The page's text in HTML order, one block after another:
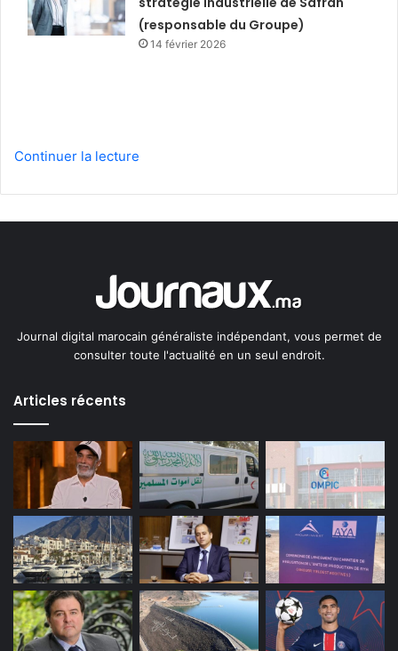
(responsable du Groupe)
14 février 2026
Continuer la lecture
Journal digital marocain généraliste indépendant, vous permet de
consulter toute l'actualité en un seul endroit.
Articles récents